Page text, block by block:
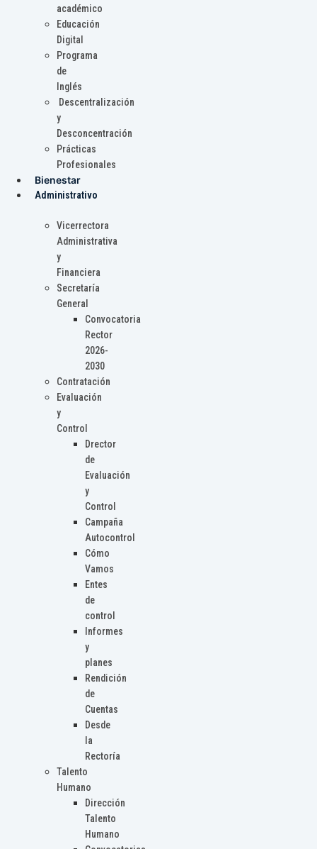
académico
Educación
Digital
Programa
de
Inglés
Descentralización
y
Desconcentración
Prácticas
Profesionales
Bienestar
Administrativo
Vicerrectora
Administrativa
y
Financiera
Secretaría
General
Convocatoria
Rector
2026-
2030
Contratación
Evaluación
y
Control
Drector
de
Evaluación
y
Control
Campaña
Autocontrol
Cómo
Vamos
Entes
de
control
Informes
y
planes
Rendición
de
Cuentas
Desde
la
Rectoría
Talento
Humano
Dirección
Talento
Humano